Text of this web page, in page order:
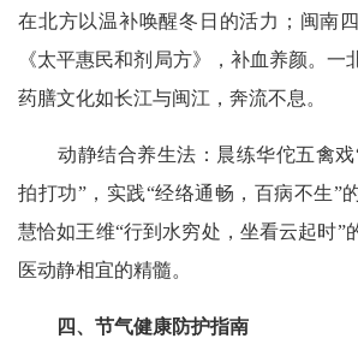
在北方以温补唤醒冬日的活力；闽南
《太平惠民和剂局方》，补血养颜。一
药膳文化如长江与闽江，奔流不息。
动静结合养生法：晨练华佗五禽戏“
拍打功”，实践“经络通畅，百病不生”
慧恰如王维“行到水穷处，坐看云起时”
医动静相宜的精髓。
四、节气健康防护指南